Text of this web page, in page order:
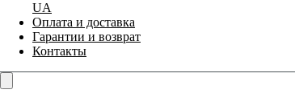
UA
Оплата и доставка
Гарантии и возврат
Контакты